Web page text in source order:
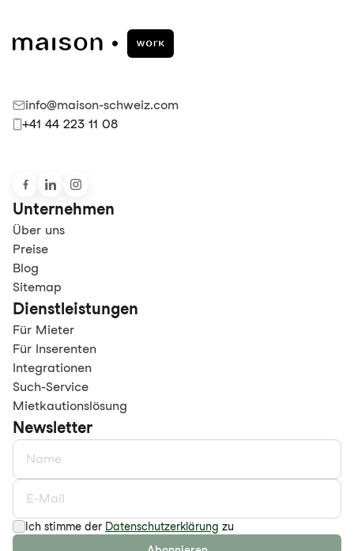
info@maison-schweiz.com
+41 44 223 11 08
Unternehmen
Über uns
Preise
Blog
Sitemap
Dienstleistungen
Für Mieter
Für Inserenten
Integrationen
Such-Service
Mietkautionslösung
Newsletter
Ich stimme der Datenschutzerklärung zu